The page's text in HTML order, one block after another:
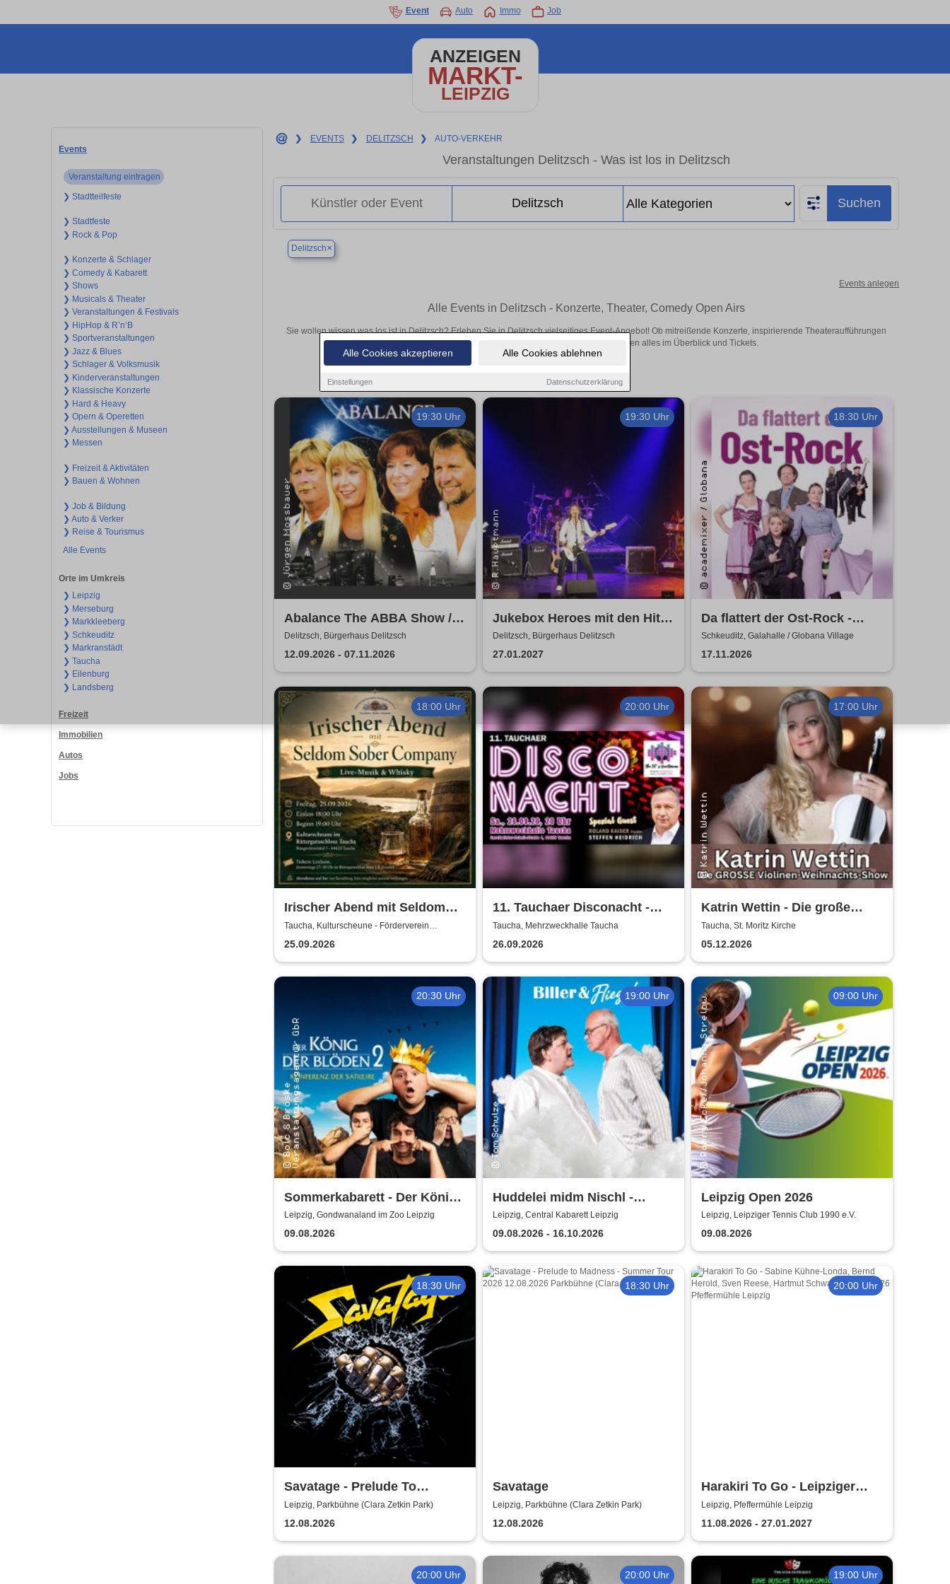
Alle Cookies akzeptieren Alle Cookies ablehnen
Einstellungen Datenschutzerklärung
Event Auto Immo Job
ANZEIGEN
MARKT-
LEIPZIG
Events
Veranstaltung eintragen
❯ Stadtteilfeste
❯ Stadtfeste
❯ Rock & Pop
❯ Konzerte & Schlager
❯ Comedy & Kabarett
❯ Shows
❯ Musicals & Theater
❯ Veranstaltungen & Festivals
❯ HipHop & R’n‘B
❯ Sportveranstaltungen
❯ Jazz & Blues
❯ Schlager & Volksmusik
❯ Kinderveranstaltungen
❯ Klassische Konzerte
❯ Hard & Heavy
❯ Opern & Operetten
❯ Ausstellungen & Museen
❯ Messen
❯ Freizeit & Aktivitäten
❯ Bauen & Wohnen
❯ Job & Bildung
❯ Auto & Verker
❯ Reise & Tourismus
Alle Events
Orte im Umkreis
❯ Leipzig
❯ Merseburg
❯ Markkleeberg
❯ Schkeuditz
❯ Markranstädt
❯ Taucha
❯ Eilenburg
❯ Landsberg
Freizeit
Immobilien
Autos
Jobs
❯ EVENTS ❯ DELITZSCH ❯ AUTO-VERKEHR
Veranstaltungen Delitzsch - Was ist los in Delitzsch
Suchen
Delitzsch×
Events anlegen
Alle Events in Delitzsch - Konzerte, Theater, Comedy Open Airs
Sie wollen wissen was los ist in Delitzsch? Erleben Sie in Delitzsch vielseitiges Event-Angebot! Ob mitreißende Konzerte, inspirierende Theateraufführungen
oder aufregende Veranstaltungen in Delitzsch – hier finden alles im Überblick und Tickets.
19:30 Uhr
Abalance The ABBA Show /
Revival Show - a tribute to
ABBA
Delitzsch, Bürgerhaus Delitzsch
12.09.2026 - 07.11.2026
19:30 Uhr
Jukebox Heroes mit den Hits
von Sweet, Slade u.v.a. - 2027
Delitzsch, Bürgerhaus Delitzsch
27.01.2027
18:30 Uhr
Da flattert der Ost-Rock -
H.Blank, A. Geißler, R.
Köbernick
Schkeuditz, Galahalle / Globana Village
17.11.2026
18:00 Uhr
Irischer Abend mit Seldom
Sober Company | Live-Musik
& Whisky in der
Kulturscheune Taucha
Taucha, Kulturscheune - Förderverein
25.09.2026
20:00 Uhr
11. Tauchaer Disconacht -
Herbstedition
Taucha, Mehrzweckhalle Taucha
26.09.2026
17:00 Uhr
Katrin Wettin - Die große
Violinen-Weihnachts-Show
Taucha, St. Moritz Kirche
05.12.2026
20:30 Uhr
Sommerkabarett - Der König
der Blöden 2 | Central
Kabarett Leipzig
Leipzig, Gondwanaland im Zoo Leipzig
09.08.2026
19:00 Uhr
Huddelei midm Nischl -
Central Kabarett Leipzig
Leipzig, Central Kabarett Leipzig
09.08.2026 - 16.10.2026
09:00 Uhr
Leipzig Open 2026
Leipzig, Leipziger Tennis Club 1990 e.V.
09.08.2026
18:30 Uhr
Savatage - Prelude To
Madness - Summer Tour 2026
Leipzig, Parkbühne (Clara Zetkin Park)
12.08.2026
18:30 Uhr
Savatage
Leipzig, Parkbühne (Clara Zetkin Park)
12.08.2026
20:00 Uhr
Harakiri To Go - Leipziger
Pfeffermühle
Leipzig, Pfeffermühle Leipzig
11.08.2026 - 27.01.2027
20:00 Uhr 20:00 Uhr 19:00 Uhr